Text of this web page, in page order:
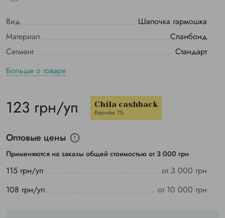
Вид
Шапочка гармошка
Материал
Спанбонд
Сегмент
Стандарт
Больше о товаре
123 грн/уп Chila cashback
Вернём 1%
Оптовые цены
Применяются на заказы общей стоимостью от 3 000 грн
115 грн/уп
от 3 000 грн
108 грн/уп
от 10 000 грн